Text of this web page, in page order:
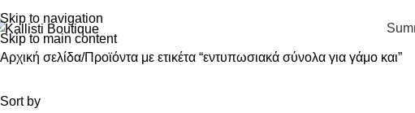
Skip to navigation
Skip to main content
Αρχική σελίδα Προϊόντα με ετικέτα “εντυπωσιακά σύνολα για γάμο και”
Sort by